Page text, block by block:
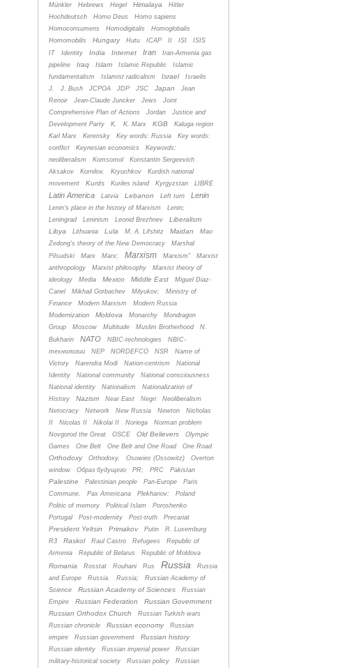
Münkler
Hebrews Hegel Himalaya
Hitler
Hochdeutsch
Homo Deus
Homo sapiens
Homoconsumens
Homodigitalis
Homoglobalis
Homomobilis
Hungary Hutu ICAP II ISI
ISIS
IT
Identity India Internet Iran
Iran-Armenia gas
pipeline
Iraq Islam Islamic Republic
Islamic
fundamentalism
Islamist radicalism Israel
Israelis
J.
J. Bush JCPOA JDP JSC Japan
Jean
Renoir
Jean-Claude Juncker Jews
Joint
Comprehensive Plan of Actions
Jordan
Justice and
Development Party
K. K. Marx KGB
Kaluga region
Karl Marx
Kerensky Key words: Russia
Key words:
conflict
Keynesian economics
Keywords:
neoliberalism
Komsomol
Konstantin Sergeevich
Aksakov
Kornilov. Kryuchkov
Kurdish national
movement
Kurds Kuriles island Kyrgyzstan LIBRE
Latin America Latvia Lebanon Left turn Lenin
Lenin's place in the history of Marxism
Lenin;
Leningrad
Leninism Leonid Brezhnev
Liberalism
Libya
Lithuania Lula M. A. Lifshitz Maidan
Mao
Zedong's theory of the New Democracy
Marshal
Pilsudski
Marx Marx; Marxism Marxism”
Marxist
anthropology
Marxist philosophy
Marxist theory of
ideology
Media Mexico Middle East
Miguel Diaz-
Canel
Mikhail Gorbachev Milyukov;
Ministry of
Finance
Modern Marxism
Modern Russia
Modernization
Moldova Monarchy
Mondragon
Group
Moscow Multitude Muslim Brotherhood
N.
Bukharin
NATO NBIC-technologies
NBIC-
технологии
NEP NORDEFCO NSR
Name of
Victory
Narendra Modi Nation-centrism
National
Identity
National community
National consciousness
National identity
Nationalism
Nationalization of
History
Nazism Near East Negri
Neoliberalism
Netocracy
Network New Russia Newton
Nicholas
II
Nicolas II Nikolai II Noriega
Norman problem
Novgorod the Great
OSCE Old Believers
Olympic
Games
One Belt One Belt and One Road One Road
Orthodoxy Orthodoxy. Osowiec (Ossowitz)
Overton
window
Oбраз будущего PR; PRC Pakistan
Palestine Palestinian people Pan-Europe
Paris
Commune.
Pax Americana Plekhanov;
Poland
Politic of memory
Political Islam
Poroshenko
Portugal
Post-modernity Post-truth Precariat
President Yeltsin Primakov Putin
R. Luxemburg
R3
Raskol Raul Castro Refugees
Republic of
Armenia
Republic of Belarus Republic of Moldova
Romania Rosstat Rouhani Rus Russia
Russia
and Europe
Russia. Russia;
Russian Academy of
Science
Russian Academy of Sciences
Russian
Empire
Russian Federation
Russian Government
Russian Orthodox Church
Russian Turkish wars
Russian chronicle
Russian economy
Russian
empire
Russian government Russian history
Russian identity Russian imperial power
Russian
military-historical society
Russian policy Russian